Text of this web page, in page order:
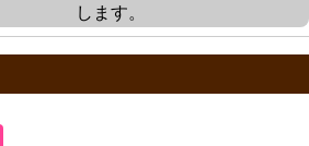
します。